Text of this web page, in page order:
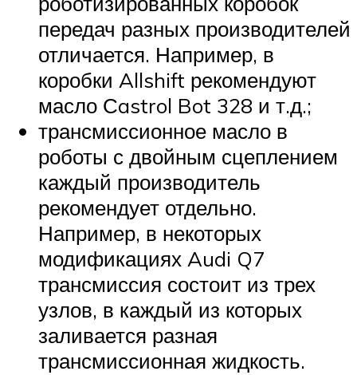
передач разных производителей
отличается. Например, в
коробки Allshift рекомендуют
масло Сastrol Bot 328 и т.д.;
трансмиссионное масло в
роботы с двойным сцеплением
каждый производитель
рекомендует отдельно.
Например, в некоторых
модификациях Audi Q7
трансмиссия состоит из трех
узлов, в каждый из которых
заливается разная
трансмиссионная жидкость.